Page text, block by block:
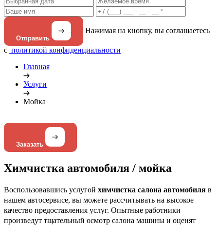
Отправить
Нажимая на кнопку, вы соглашаетесь
с политикой конфиденциальности
Главная
Услуги
Мойка
Заказать
Химчистка автомобиля / мойка
Воспользовавшись услугой химчистка салона автомобиля в
нашем автосервисе, вы можете рассчитывать на высокое
качество предоставления услуг. Опытные работники
произведут тщательный осмотр салона машины и оценят